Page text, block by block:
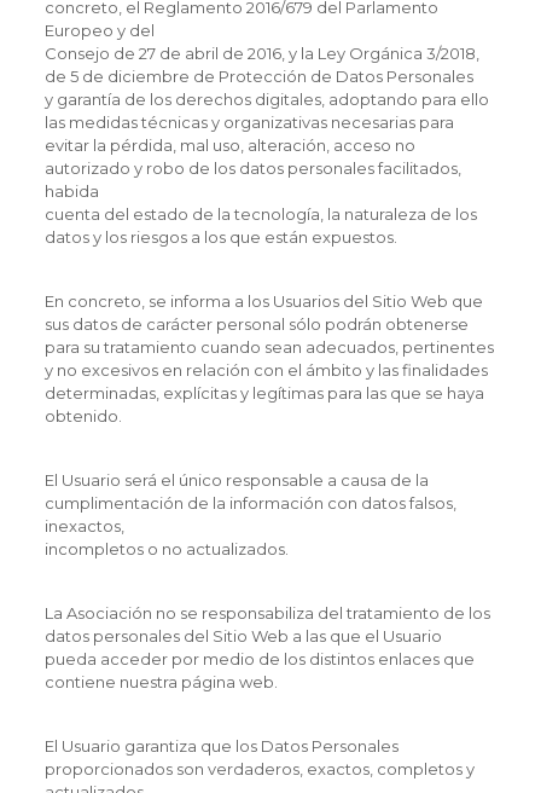
concreto, el Reglamento 2016/679 del Parlamento
Europeo y del
Consejo de 27 de abril de 2016, y la Ley Orgánica 3/2018,
de 5 de diciembre de Protección de Datos Personales
y garantía de los derechos digitales, adoptando para ello
las medidas técnicas y organizativas necesarias para
evitar la pérdida, mal uso, alteración, acceso no
autorizado y robo de los datos personales facilitados,
habida
cuenta del estado de la tecnología, la naturaleza de los
datos y los riesgos a los que están expuestos.
En concreto, se informa a los Usuarios del Sitio Web que
sus datos de carácter personal sólo podrán obtenerse
para su tratamiento cuando sean adecuados, pertinentes
y no excesivos en relación con el ámbito y las finalidades
determinadas, explícitas y legítimas para las que se haya
obtenido.
El Usuario será el único responsable a causa de la
cumplimentación de la información con datos falsos,
inexactos,
incompletos o no actualizados.
La Asociación no se responsabiliza del tratamiento de los
datos personales del Sitio Web a las que el Usuario
pueda acceder por medio de los distintos enlaces que
contiene nuestra página web.
El Usuario garantiza que los Datos Personales
proporcionados son verdaderos, exactos, completos y